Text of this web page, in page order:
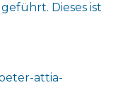
Dieses ist
attia-